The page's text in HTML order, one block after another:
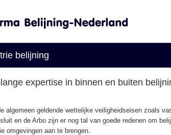
belijning
expertise in binnen en buiten
algemeen geldende wettelijke veiligheidseisen zoals
en de Arbo zijn er nog tal van goede redenen om
omgevingen aan te brengen.